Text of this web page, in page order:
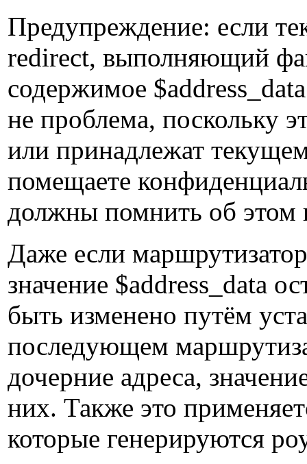
Предупреждение: если
redirect, выполняющий
содержимое
не проблема, поскольку
или принадлежат
помещаете
должны помнить об этом
Даже если
значение $address_data
быть изменено путём
последующем
дочерние адреса,
них. Также это
которые генерируются